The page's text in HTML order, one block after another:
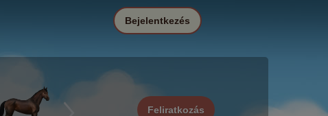
Feliratkozás
Bejelentkezés